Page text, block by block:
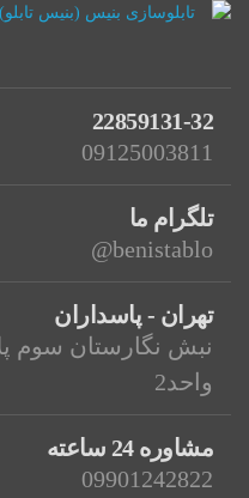
22859131-32
09125003811
تلگرام ما
benistablo@
تهران - پاسداران
واحد2
مشاوره 24 ساعته
09901242822